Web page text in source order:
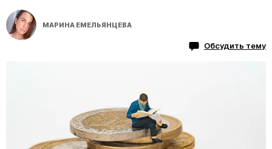
МАРИНА ЕМЕЛЬЯНЦЕВА
Обсудить тему